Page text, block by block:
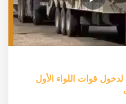
لدخول قوات اللواء الأول